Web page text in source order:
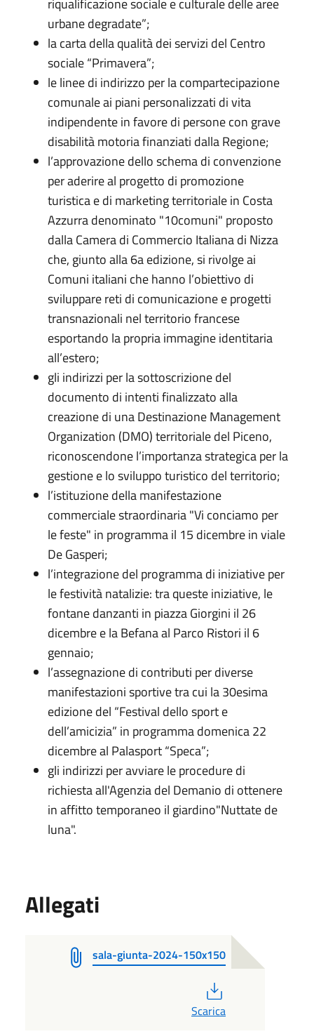
riqualificazione sociale e culturale delle aree
urbane degradate”;
la carta della qualità dei servizi del Centro
sociale “Primavera”;
le linee di indirizzo per la compartecipazione
comunale ai piani personalizzati di vita
indipendente in favore di persone con grave
disabilità motoria finanziati dalla Regione;
l’approvazione dello schema di convenzione
per aderire al progetto di promozione
turistica e di marketing territoriale in Costa
Azzurra denominato "10comuni" proposto
dalla Camera di Commercio Italiana di Nizza
che, giunto alla 6a edizione, si rivolge ai
Comuni italiani che hanno l’obiettivo di
sviluppare reti di comunicazione e progetti
transnazionali nel territorio francese
esportando la propria immagine identitaria
all’estero;
gli indirizzi per la sottoscrizione del
documento di intenti finalizzato alla
creazione di una Destinazione Management
Organization (DMO) territoriale del Piceno,
riconoscendone l’importanza strategica per la
gestione e lo sviluppo turistico del territorio;
l’istituzione della manifestazione
commerciale straordinaria "Vi conciamo per
le feste" in programma il 15 dicembre in viale
De Gasperi;
l’integrazione del programma di iniziative per
le festività natalizie: tra queste iniziative, le
fontane danzanti in piazza Giorgini il 26
dicembre e la Befana al Parco Ristori il 6
gennaio;
l’assegnazione di contributi per diverse
manifestazioni sportive tra cui la 30esima
edizione del “Festival dello sport e
dell’amicizia” in programma domenica 22
dicembre al Palasport “Speca”;
gli indirizzi per avviare le procedure di
richiesta all'Agenzia del Demanio di ottenere
in affitto temporaneo il giardino"Nuttate de
luna".
Allegati
sala-giunta-2024-150x150
Scarica